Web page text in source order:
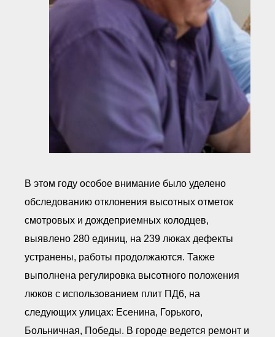
В этом году особое внимание было уделено
обследованию отклонения высотных отметок
смотровых и дождеприемных колодцев,
выявлено 280 единиц, на 239 люках дефекты
устранены, работы продолжаются. Также
выполнена регулировка высотного положения
люков с использованием плит ПД6, на
следующих улицах: Есенина, Горького,
Больничная, Победы. В городе ведется ремонт и